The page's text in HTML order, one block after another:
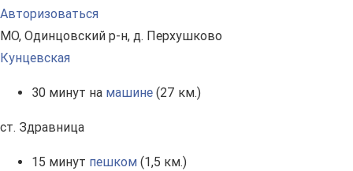
Авторизоваться
МО, Одинцовский р-н, д. Перхушково
Кунцевская
30 минут на машине (27 км.)
ст. Здравница
15 минут пешком (1,5 км.)